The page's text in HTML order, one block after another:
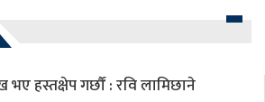
हस्तक्षेप गर्छौं : रवि लामिछाने